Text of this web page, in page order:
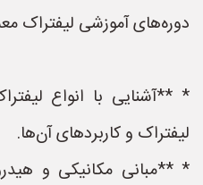
دوره‌های آموزشی لیفتراک
* **آشنایی با انواع
لیفتراک و کاربردهای آن‌ها.
* **مبانی مکانیکی و